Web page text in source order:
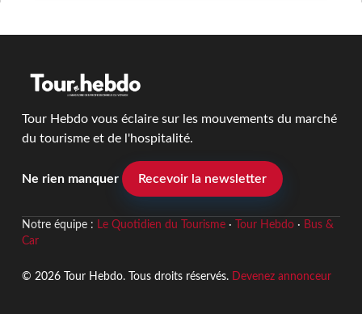
Tour Hebdo vous éclaire sur les mouvements du marché
du tourisme et de l'hospitalité.
Ne rien manquer Recevoir la newsletter
Notre équipe : Le Quotidien du Tourisme· Tour Hebdo· Bus &
Car
© 2026 Tour Hebdo. Tous droits réservés. Devenez annonceur